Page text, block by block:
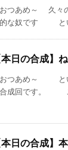
つあめ～ 久々
な奴です と
本日の合成】
つあめ～ とい
成回です。
本日の合成】